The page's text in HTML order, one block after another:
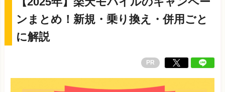
ンまとめ！新規・乗り換え・併用ごと
に解説
PR